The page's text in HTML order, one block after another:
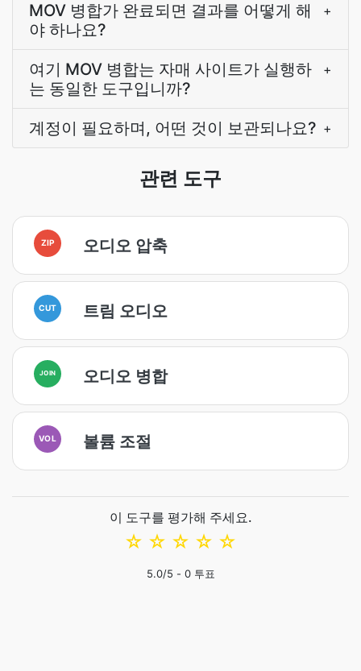
MOV 병합가 완료되면 결과를 어떻게 해
야 하나요?
+
여기 MOV 병합는 자매 사이트가 실행하
는 동일한 도구입니까?
+
계정이 필요하며, 어떤 것이 보관되나요? +
관련 도구
ZIP 오디오 압축
CUT 트림 오디오
JOIN 오디오 병합
VOL 볼륨 조절
이 도구를 평가해 주세요.
☆
☆
☆
☆
☆
5.0/5 - 0투표